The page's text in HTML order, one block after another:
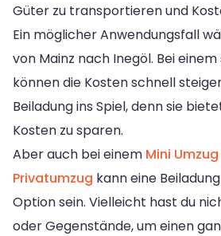
Güter zu transportieren und
Ein möglicher Anwendungsfall
von Mainz nach Inegöl. Bei
können die Kosten schnell
Beiladung ins Spiel, denn sie
Kosten zu sparen.
Aber auch bei einem Mini Umzug
Privatumzug kann eine
Option sein. Vielleicht hast du
oder Gegenstände, um einen